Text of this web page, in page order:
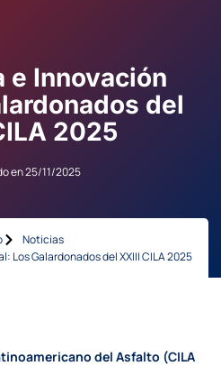
e Innovación
del
2025
en25/11/2025
Noticias
Los Galardonados del XXIII CILA 2025
del Asfalto (CILA